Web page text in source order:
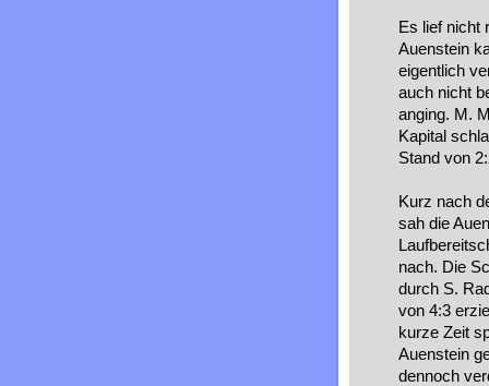
Es lief nicht
Auenstein
eigentlich
auch nicht
anging. M.
Kapital
Stand von
Kurz nach
sah die
nach. Die
durch S.
von 4:3
kurze Zeit
Auenstein
dennoch